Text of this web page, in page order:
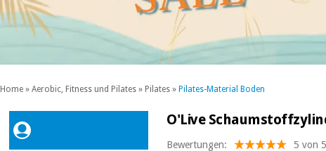
Home » Aerobic, Fitness und Pilates » Pilates » Pilates-Material Boden
O'Live
Bewertungen: 5 von 5